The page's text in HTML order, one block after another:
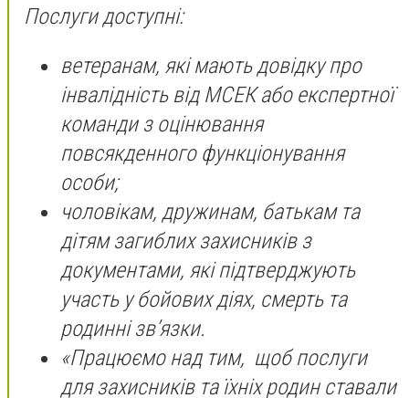
Послуги доступні:
ветеранам, які мають довідку про
інвалідність від МСЕК або експертної
команди з оцінювання
повсякденного функціонування
особи;
чоловікам, дружинам, батькам та
дітям загиблих захисників з
документами, які підтверджують
участь у бойових діях, смерть та
родинні зв’язки.
«Працюємо над тим, щоб послуги
для захисників та їхніх родин ставали